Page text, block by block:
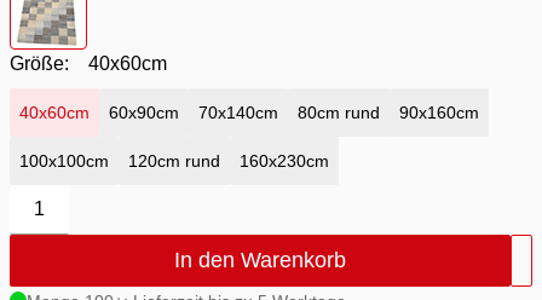
Größe: 40x60cm
40x60cm 60x90cm 70x140cm 80cm rund 90x160cm
100x100cm 120cm rund 160x230cm
1
In den Warenkorb